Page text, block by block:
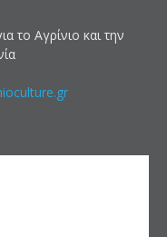
το Αγρίνιο και την